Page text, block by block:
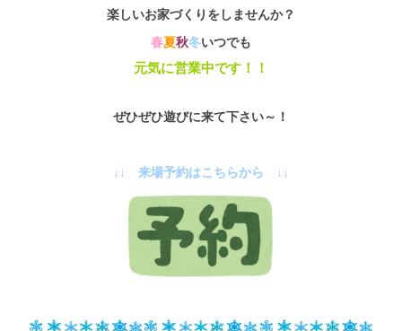
楽しいお家づくりをしませんか？
春夏秋冬いつでも
元気に営業中です！！
ぜひぜひ遊びに来て下さい～！
↓↓ 来場予約はこちらから ↓↓